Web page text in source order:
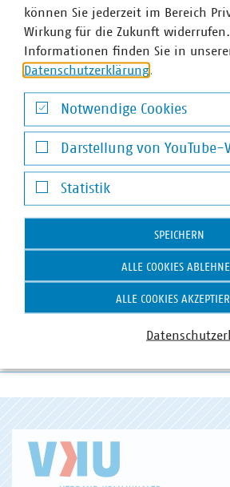
PDF Download
Schlagworte
können Sie jederzeit im Bereich
Wirkung für die Zukunft
Informationen finden Sie in
Datenschutzerklärung
Notwendige Cookies
Notwendige Cookies
Darstellung von YouTube-
Darstellung von YouTube-Videos
Statistik
Statistik
SPEICHERN
ALLE COOKIES
ALLE COOKIES